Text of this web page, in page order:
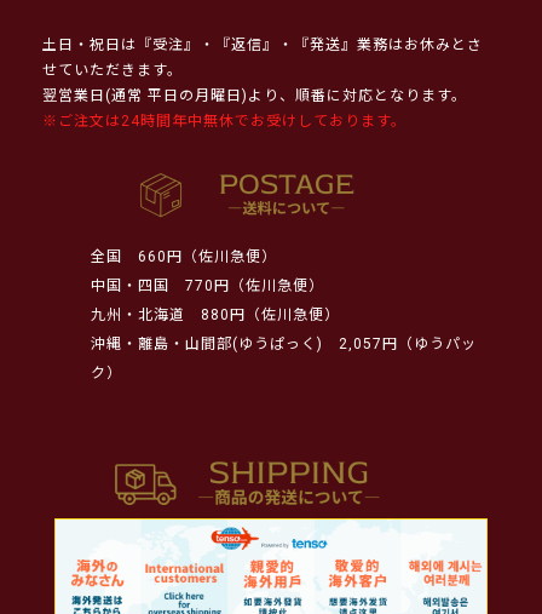
土日・祝日は『受注』・『返信』・『発送』業務はお休みとさ
せていただきます。
翌営業日(通常 平日の月曜日)より、順番に対応となります。
※ご注文は24時間年中無休でお受けしております。
全国
660円（佐川急便）
中国・四国
770円（佐川急便）
九州・北海道
880円（佐川急便）
沖縄・離島・山間部(ゆうぱっく)
2,057円（ゆうパッ
ク）